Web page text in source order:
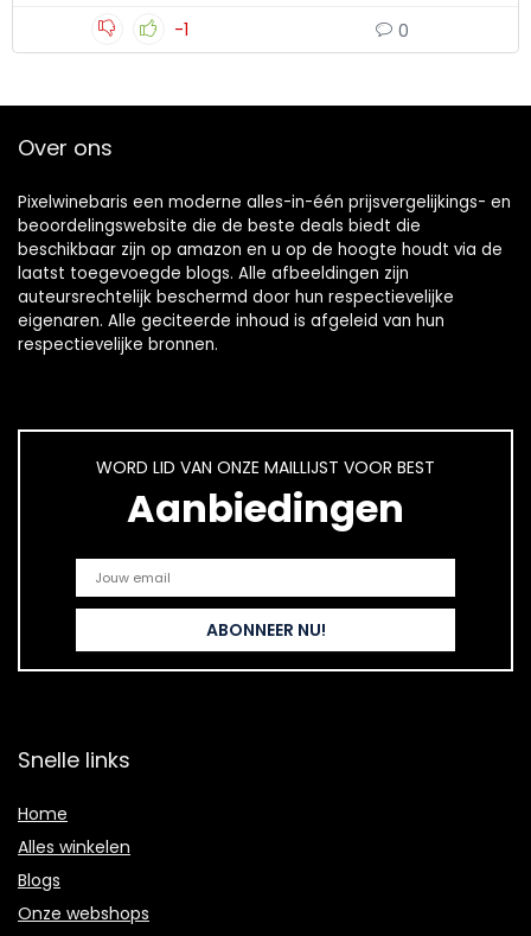
-1 0
Over ons
Pixelwinebaris een moderne alles-in-één prijsvergelijkings- en
beoordelingswebsite die de beste deals biedt die
beschikbaar zijn op amazon en u op de hoogte houdt via de
laatst toegevoegde blogs. Alle afbeeldingen zijn
auteursrechtelijk beschermd door hun respectievelijke
eigenaren. Alle geciteerde inhoud is afgeleid van hun
respectievelijke bronnen.
WORD LID VAN ONZE MAILLIJST VOOR BEST
Aanbiedingen
Snelle links
Home
Alles winkelen
Blogs
Onze webshops